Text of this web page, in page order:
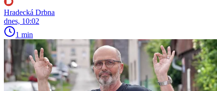
Hradecká Drbna
dnes, 10:02
1 min